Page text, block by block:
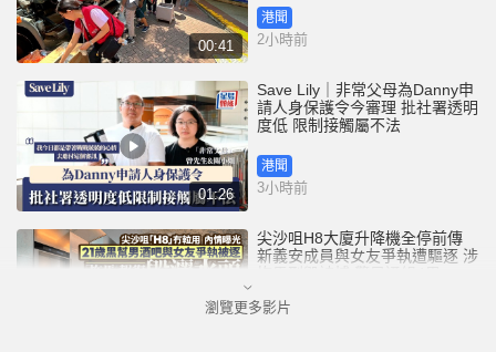
00:41
港聞
2小時前
01:26
Save Lily｜非常父母為Danny申
請人身保護令今審理 批社署透明
度低 限制接觸屬不法
港聞
3小時前
尖沙咀H8大廈升降機全停前傳
新義安成員與女友爭執遭驅逐 涉
港聞
瀏覽更多影片